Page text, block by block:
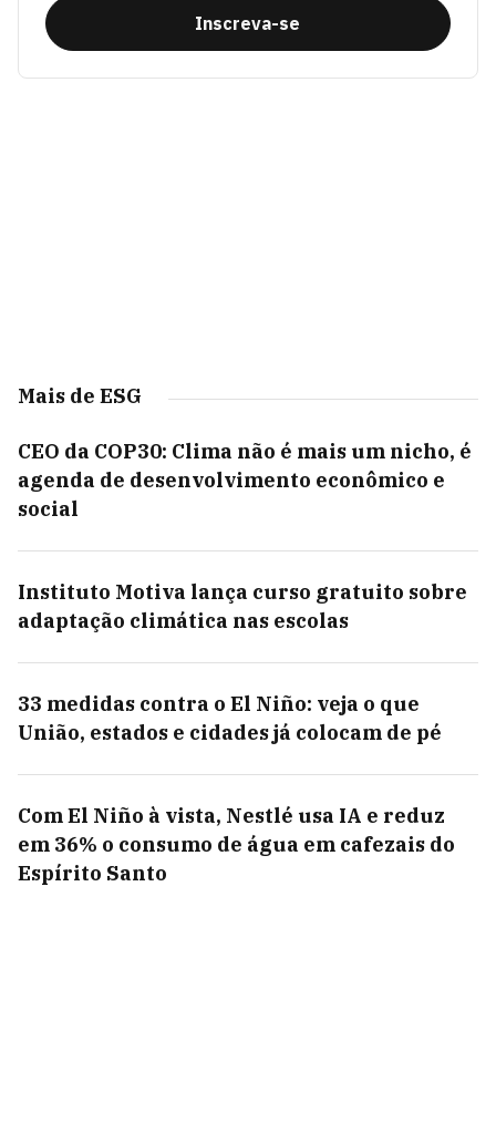
Inscreva-se
Mais de ESG
CEO da COP30: Clima não é mais um nicho, é
agenda de desenvolvimento econômico e
social
Instituto Motiva lança curso gratuito sobre
adaptação climática nas escolas
33 medidas contra o El Niño: veja o que
União, estados e cidades já colocam de pé
Com El Niño à vista, Nestlé usa IA e reduz
em 36% o consumo de água em cafezais do
Espírito Santo